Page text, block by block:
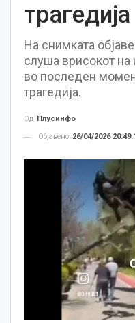
трагедија
На снимката
слуша врисокот на
во последен
трагедија.
Од Плусинфо
Објавено 26/04/2026